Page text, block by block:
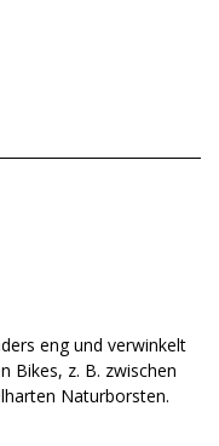
eng und verwinkelt
Bikes, z. B. zwischen
Naturborsten.